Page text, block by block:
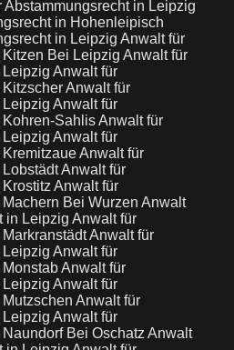
Abstammungsrecht in Leipzig
in Hohenleipisch
in Leipzig Anwalt für
Bei Leipzig Anwalt für
Anwalt für
Anwalt für
Anwalt für
SahlisAnwalt für
Anwalt für
Anwalt für
Anwalt für
Anwalt für
Bei Wurzen Anwalt
in Leipzig Anwalt für
Anwalt für
Anwalt für
Anwalt für
Anwalt für
Anwalt für
Anwalt für
Bei Oschatz Anwalt